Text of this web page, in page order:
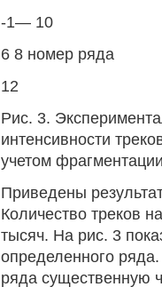
-1— 10
6 8 номер ряда
12
Рис. 3.
интенсивности
учетом
Приведены
Количество треков
тысяч. На рис. 3
определенного
ряда существенную